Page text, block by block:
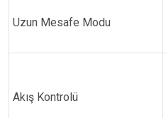
Uzun Mesafe Modu
Akış Kontrolü